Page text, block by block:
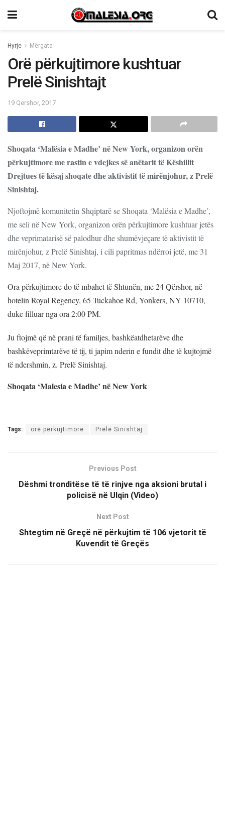
Hyrje Mërgata
Orë përkujtimore kushtuar
Prelë Sinishtajt
19 Qershor, 2017
Shoqata ‘Malësia e Madhe’ në New York, organizon orën
përkujtimore me rastin e vdejkes së anëtarit të Këshillit
Drejtues të kësaj shoqate dhe aktivistit të mirënjohur, z Prelë
Sinishtaj.
Njoftojmë komunitetin Shqiptarë se Shoqata ‘Malësia e Madhe’,
me seli në New York, organizon orën përkujtimore kushtuar jetës
dhe veprimatarisë së palodhur dhe shumëvjeçare të aktivistit të
mirënjohur, z Prelë Sinishtaj, i cili papritmas ndërroi jetë, me 31
Maj 2017, në New York.
Ora përkujtimore do të mbahet të Shtunën, me 24 Qërshor, në
hotelin Royal Regency, 65 Tuckahoe Rd, Yonkers, NY 10710,
duke filluar nga ora 2:00 PM.
Ju ftojmë që në prani të familjes, bashkëatdhetarëve dhe
bashkëveprimtarëve të tij, ti japim nderin e fundit dhe të kujtojmë
të ndershmin, z. Prelë Sinishtaj.
Shoqata ‘Malesia e Madhe’ në New York
Tags: orë përkujtimore Prëlë Sinishtaj
Previous Post
Dëshmi tronditëse të të rinjve nga aksioni brutal i
policisë në Ulqin (Video)
Next Post
Shtegtim në Greçë në përkujtim të 106 vjetorit të
Kuvendit të Greçës